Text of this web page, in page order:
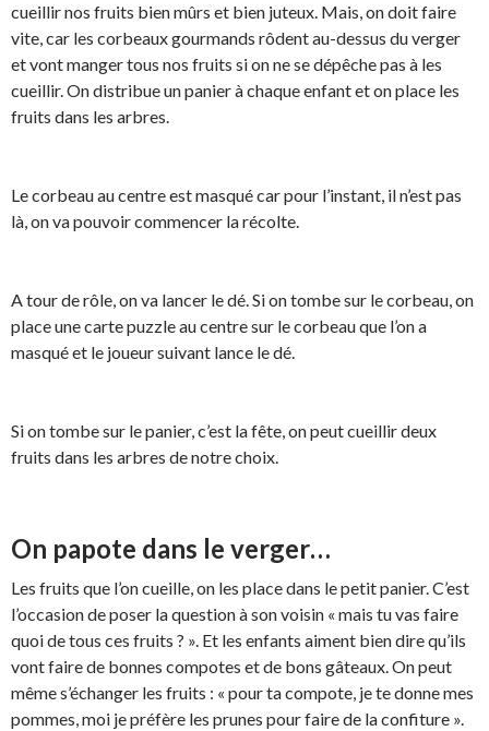
cueillir nos fruits bien mûrs et bien juteux. Mais, on doit faire
vite, car les corbeaux gourmands rôdent au-dessus du verger
et vont manger tous nos fruits si on ne se dépêche pas à les
cueillir. On distribue un panier à chaque enfant et on place les
fruits dans les arbres.
Le corbeau au centre est masqué car pour l’instant, il n’est pas
là, on va pouvoir commencer la récolte.
A tour de rôle, on va lancer le dé. Si on tombe sur le corbeau, on
place une carte puzzle au centre sur le corbeau que l’on a
masqué et le joueur suivant lance le dé.
Si on tombe sur le panier, c’est la fête, on peut cueillir deux
fruits dans les arbres de notre choix.
On papote dans le verger…
Les fruits que l’on cueille, on les place dans le petit panier. C’est
l’occasion de poser la question à son voisin « mais tu vas faire
quoi de tous ces fruits ? ». Et les enfants aiment bien dire qu’ils
vont faire de bonnes compotes et de bons gâteaux. On peut
même s’échanger les fruits : « pour ta compote, je te donne mes
pommes, moi je préfère les prunes pour faire de la confiture ».